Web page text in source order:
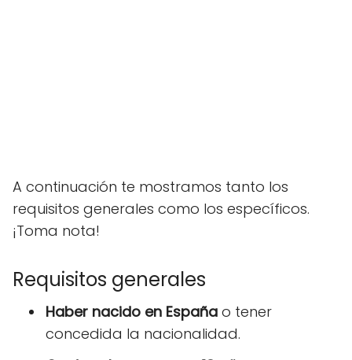
A continuación te mostramos tanto los
requisitos generales como los específicos.
¡Toma nota!
Requisitos generales
Haber nacido en España o tener
concedida la nacionalidad.